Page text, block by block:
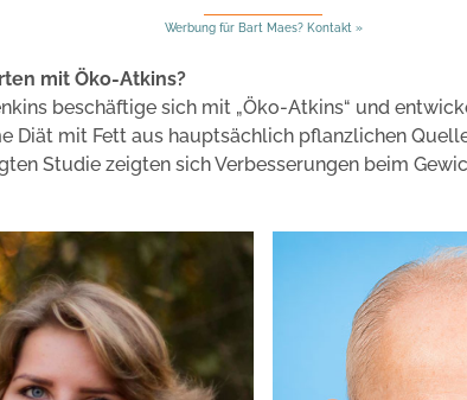
Werbung für Bart Maes? Kontakt »
mit Öko-Atkins?
beschäftige sich mit „Öko-Atkins“ und
Diät mit Fett aus hauptsächlich pflanzlichen
Studie zeigten sich Verbesserungen beim